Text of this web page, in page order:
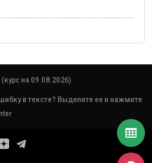
(курс на 09.08.2026)
в тексте? Выделите ее и нажмите